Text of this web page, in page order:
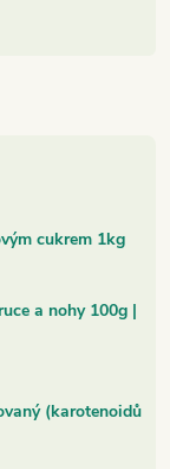
cukrem 1kg
a nohy 100g |
(karotenoidů